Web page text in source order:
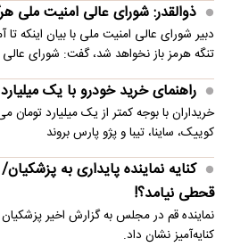
ذوالقدر: شورای عالی امنیت ملی
دبیر شورای عالی امنیت ملی با بیان اینکه
تنگه هرمز باز نخواهد شد، گفت: شورای
راهنمای خرید خودرو با یک
خریداران با بوجه کمتر از یک میلیارد تومان
کوییک، ساینا، تیبا و پژو پارس بروند
کنایه نماینده پایداری به
قحطی نیامد؟!
نماینده قم در مجلس به گزارش اخیر
کنایه‌آمیز نشان داد.